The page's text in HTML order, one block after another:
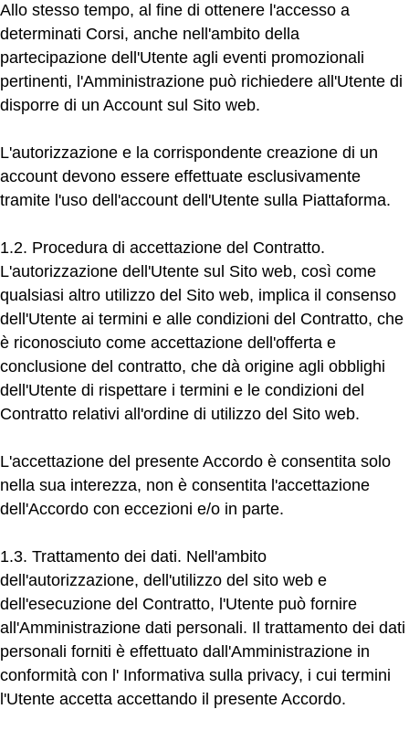
Allo stesso tempo, al fine di ottenere l'accesso a
determinati Corsi, anche nell'ambito della
partecipazione dell'Utente agli eventi promozionali
pertinenti, l'Amministrazione può richiedere all'Utente di
disporre di un Account sul Sito web.
L'autorizzazione e la corrispondente creazione di un
account devono essere effettuate esclusivamente
tramite l'uso dell'account dell'Utente sulla Piattaforma.
1.2. Procedura di accettazione del Contratto.
L'autorizzazione dell'Utente sul Sito web, così come
qualsiasi altro utilizzo del Sito web, implica il consenso
dell'Utente ai termini e alle condizioni del Contratto, che
è riconosciuto come accettazione dell'offerta e
conclusione del contratto, che dà origine agli obblighi
dell'Utente di rispettare i termini e le condizioni del
Contratto relativi all'ordine di utilizzo del Sito web.
L'accettazione del presente Accordo è consentita solo
nella sua interezza, non è consentita l'accettazione
dell'Accordo con eccezioni e/o in parte.
1.3. Trattamento dei dati. Nell'ambito
dell'autorizzazione, dell'utilizzo del sito web e
dell'esecuzione del Contratto, l'Utente può fornire
all'Amministrazione dati personali. Il trattamento dei dati
personali forniti è effettuato dall'Amministrazione in
conformità con l' Informativa sulla privacy, i cui termini
l'Utente accetta accettando il presente Accordo.